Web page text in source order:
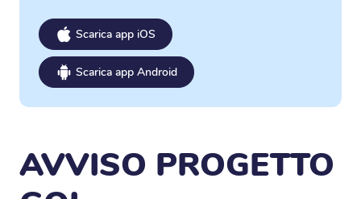
Scarica app iOS
Scarica app Android
AVVISO PROGETTO